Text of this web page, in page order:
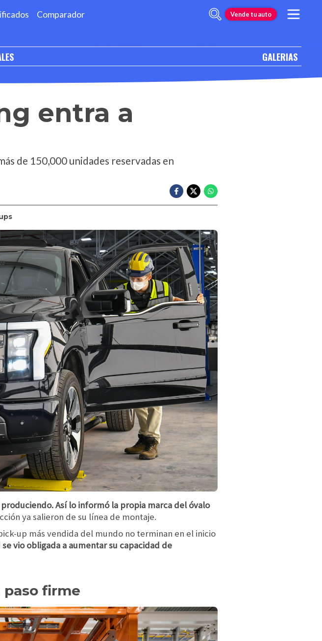
Comparador Vende tu auto
GALERIAS
entra a
de 150,000 unidades reservadas en
produciendo. Así lo informó la propia marca del óvalo
ya salieron de su línea de montaje.
up más vendida del mundo no terminan en el inicio
se vio obligada a aumentar su capacidad de
paso firme